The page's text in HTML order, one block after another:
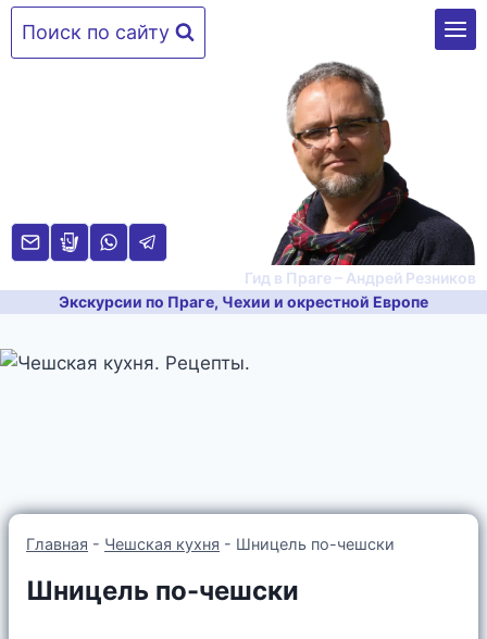
Перейти
Поиск по сайту
Гид в Праге – Андрей Резников
Экскурсии по Праге, Чехии и окрестной Европе
Главная - Чешская кухня - Шницель по-чешски
Шницель по-чешски